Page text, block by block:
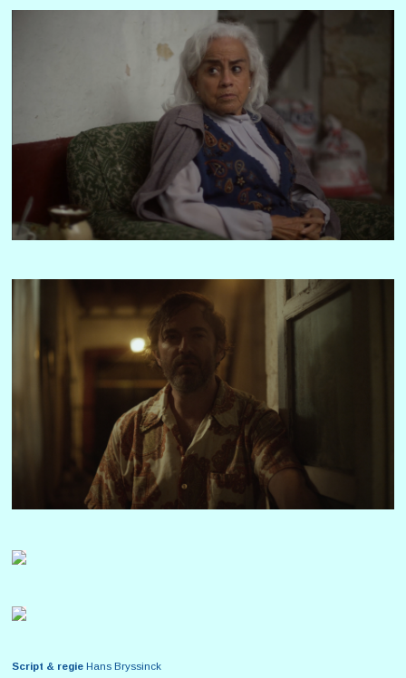
Script & regie Hans Bryssinck